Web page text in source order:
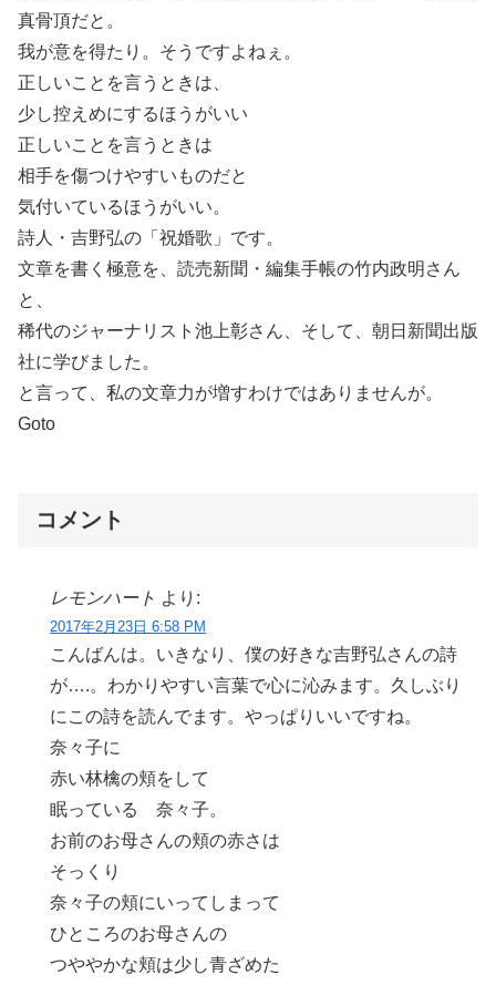
真骨頂だと。
我が意を得たり。そうですよねぇ。
正しいことを言うときは、
少し控えめにするほうがいい
正しいことを言うときは
相手を傷つけやすいものだと
気付いているほうがいい。
詩人・吉野弘の「祝婚歌」です。
文章を書く極意を、読売新聞・編集手帳の竹内政明さん
と、
稀代のジャーナリスト池上彰さん、そして、朝日新聞出版
社に学びました。
と言って、私の文章力が増すわけではありませんが。
Goto
コメント
レモンハート より:
2017年2月23日 6:58 PM
こんばんは。いきなり、僕の好きな吉野弘さんの詩
が….。わかりやすい言葉で心に沁みます。久しぶり
にこの詩を読んでます。やっぱりいいですね。
奈々子に
赤い林檎の頬をして
眠っている 奈々子。
お前のお母さんの頬の赤さは
そっくり
奈々子の頬にいってしまって
ひところのお母さんの
つややかな頬は少し青ざめた